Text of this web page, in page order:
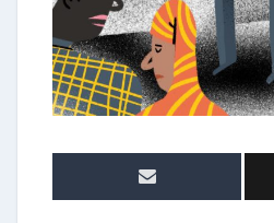
u
r